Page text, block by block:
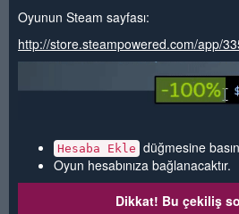
Oyunun Steam sayfası:
http://store.steampowered.com/app/
Hesaba Ekle düğmesine
Oyun hesabınıza bağlanacaktır.
Dikkat! Bu çekiliş